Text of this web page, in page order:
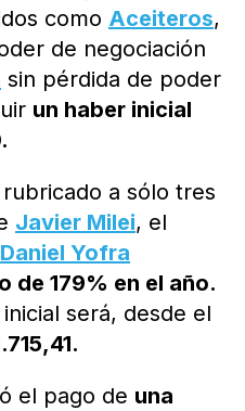
como Aceiteros,
de negociación
sin pérdida de poder
un haber inicial
a sólo tres
Javier Milei, el
Daniel Yofra
de 179% en el año.
inicial será, desde el
el pago de una